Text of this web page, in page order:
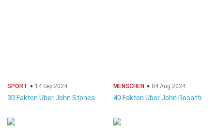
SPORT 14 Sep 2024
30 Fakten Über John Stones
MENSCHEN 04 Aug 2024
40 Fakten Über John Rosatti